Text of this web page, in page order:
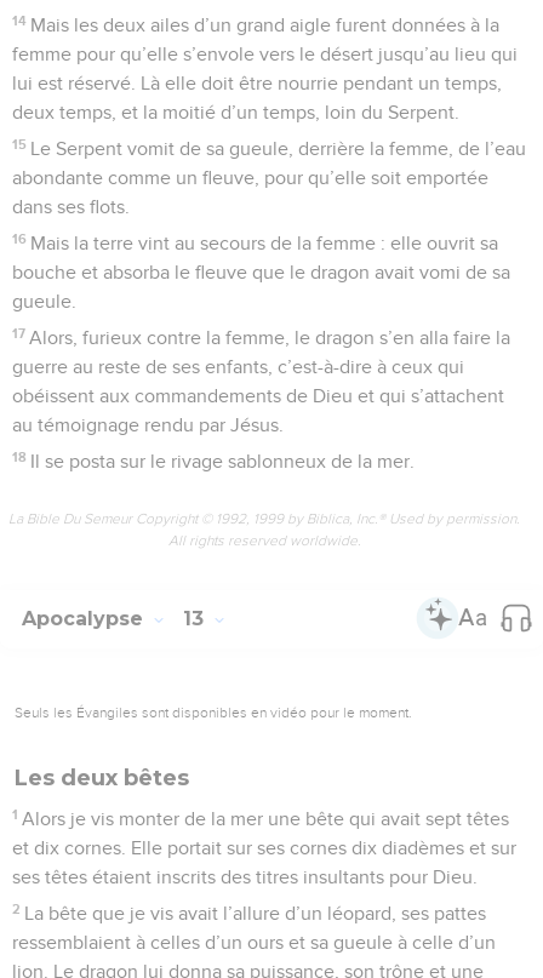
14 Mais les deux ailes d’un grand aigle furent données à la
femme pour qu’elle s’envole vers le désert jusqu’au lieu qui
lui est réservé. Là elle doit être nourrie pendant un temps,
deux temps, et la moitié d’un temps, loin du Serpent.
15 Le Serpent vomit de sa gueule, derrière la femme, de l’eau
abondante comme un fleuve, pour qu’elle soit emportée
dans ses flots.
16 Mais la terre vint au secours de la femme : elle ouvrit sa
bouche et absorba le fleuve que le dragon avait vomi de sa
gueule.
17 Alors, furieux contre la femme, le dragon s’en alla faire la
guerre au reste de ses enfants, c’est-à-dire à ceux qui
obéissent aux commandements de Dieu et qui s’attachent
au témoignage rendu par Jésus.
18 Il se posta sur le rivage sablonneux de la mer.
La Bible Du Semeur Copyright © 1992, 1999 by Biblica, Inc.® Used by permission.
All rights reserved worldwide.
Apocalypse 13
Seuls les Évangiles sont disponibles en vidéo pour le moment.
Les deux bêtes
1 Alors je vis monter de la mer une bête qui avait sept têtes
et dix cornes. Elle portait sur ses cornes dix diadèmes et sur
ses têtes étaient inscrits des titres insultants pour Dieu.
2 La bête que je vis avait l’allure d’un léopard, ses pattes
ressemblaient à celles d’un ours et sa gueule à celle d’un
lion. Le dragon lui donna sa puissance, son trône et une